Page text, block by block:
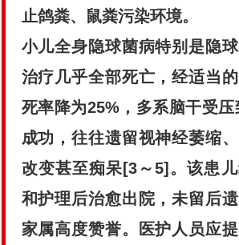
止鸽粪、鼠粪污染环境。
小儿全身隐球菌病特别是隐
治疗几乎全部死亡，经适当
死率降为25%，多系脑干受
成功，往往遗留视神经萎缩
改变甚至痴呆[3～5]。该患
和护理后治愈出院，未留后
家属高度赞誉。医护人员应